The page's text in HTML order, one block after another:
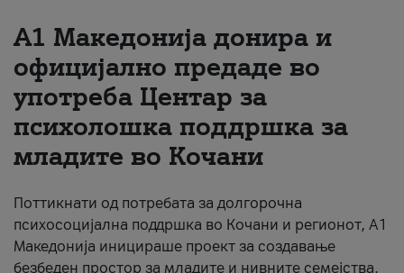
#ПодобарОнлајн
А1 Македонија донира и
официјално предаде во
употреба Центар за
психолошка поддршка за
младите во Кочани
Поттикнати од потребата за долгорочна
психосоцијална поддршка во Кочани и регионот, А1
Македонија иницираше проект за создавање
безбеден простор за младите и нивните семејства.